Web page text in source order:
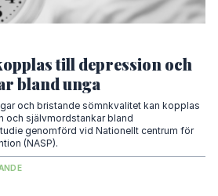
till depression och
bland unga
och bristande sömnkvalitet kan kopplas
och självmordstankar bland
genomförd vid Nationellt centrum för
(NASP).